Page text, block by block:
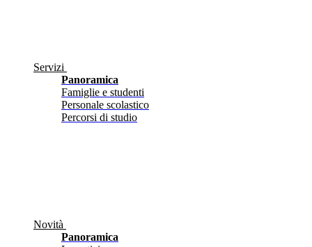
Servizi
Panoramica
Famiglie e studenti
Personale scolastico
Percorsi di studio
Novità
Panoramica